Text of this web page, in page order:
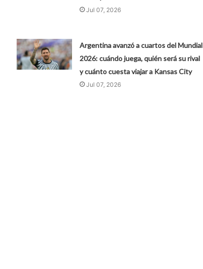
Jul 07, 2026
Argentina avanzó a cuartos del Mundial
2026: cuándo juega, quién será su rival
y cuánto cuesta viajar a Kansas City
Jul 07, 2026